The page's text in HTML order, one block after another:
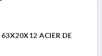
63X20X12 ACIER DE